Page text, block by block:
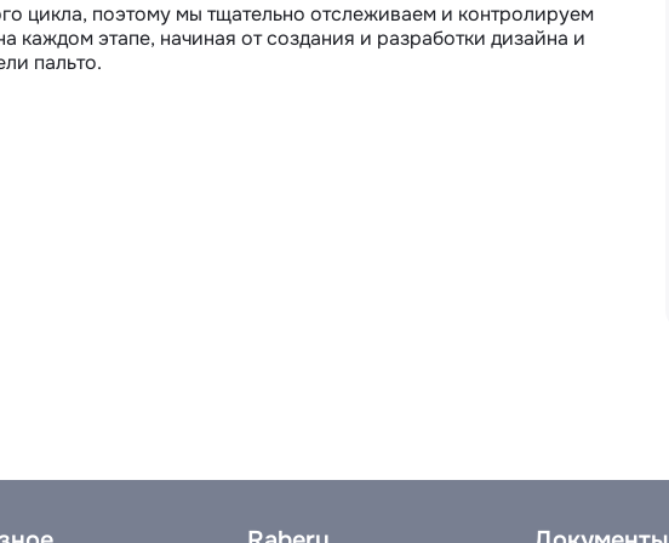
цикла, поэтому мы тщательно отслеживаем и контролируем
каждом этапе, начиная от создания и разработки дизайна и
пальто.